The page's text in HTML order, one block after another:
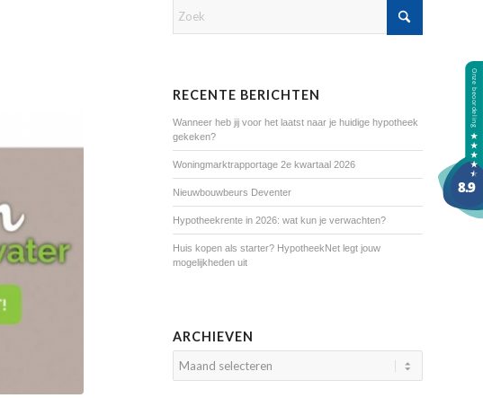
RECENTE BERICHTEN
Wanneer heb jij voor het laatst naar je huidige hypotheek
gekeken?
Woningmarktrapportage 2e kwartaal 2026
Nieuwbouwbeurs Deventer
Hypotheekrente in 2026: wat kun je verwachten?
Huis kopen als starter? HypotheekNet legt jouw
mogelijkheden uit
ARCHIEVEN